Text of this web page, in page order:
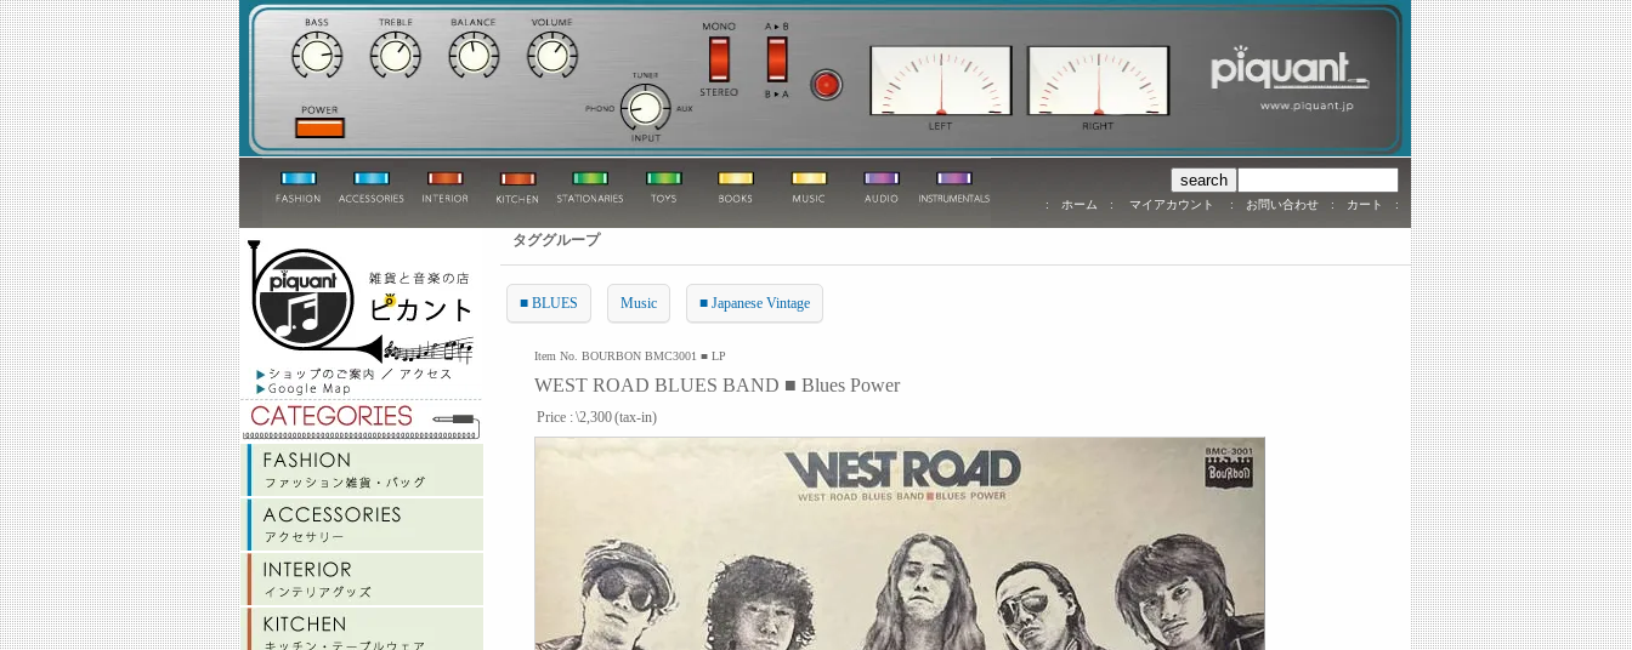
: ホーム : マイアカウント : お問い合わせ : カート :
タググループ
■ BLUES Music ■ Japanese Vintage
Item No. BOURBON BMC3001 ■ LP
WEST ROAD BLUES BAND ■ Blues Power
Price :\2,300(tax-in)